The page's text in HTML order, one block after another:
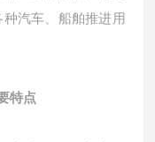
汽车、船舶推进用
特点